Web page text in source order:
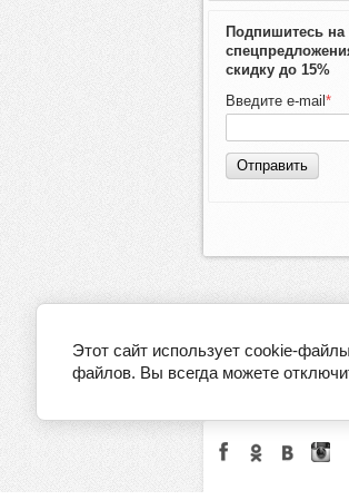
Подпишитесь на
скидку до 15%
Введите e-mail *
Отправить
Этот сайт использует cookie-
файлов. Вы всегда можете